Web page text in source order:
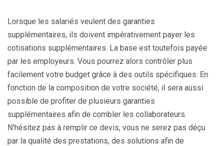
Lorsque les salariés veulent des garanties
supplémentaires, ils doivent impérativement payer les
cotisations supplémentaires. La base est toutefois payée
par les employeurs. Vous pourrez alors contrôler plus
facilement votre budget grâce à des outils spécifiques. En
fonction de la composition de votre société, il sera aussi
possible de profiter de plusieurs garanties
supplémentaires afin de combler les collaborateurs.
N’hésitez pas à remplir ce devis, vous ne serez pas déçu
par la qualité des prestations, des solutions afin de